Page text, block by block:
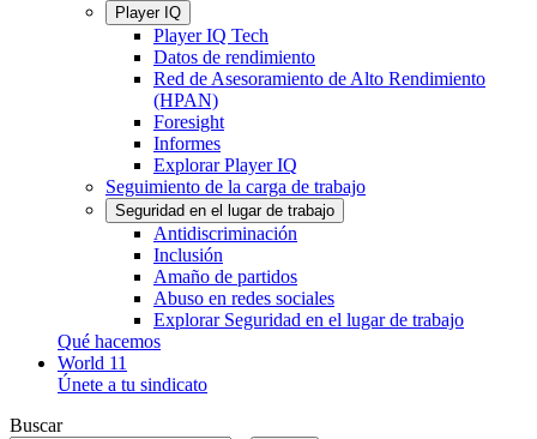
Player IQ
Player IQ Tech
Datos de rendimiento
Red de Asesoramiento de Alto Rendimiento
(HPAN)
Foresight
Informes
Explorar Player IQ
Seguimiento de la carga de trabajo
Seguridad en el lugar de trabajo
Antidiscriminación
Inclusión
Amaño de partidos
Abuso en redes sociales
Explorar Seguridad en el lugar de trabajo
Qué hacemos
World 11
Únete a tu sindicato
Buscar